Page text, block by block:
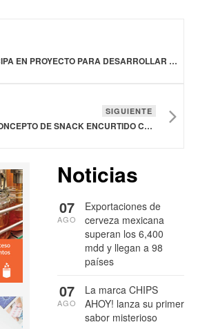
AIMPLAS PARTICIPA EN PROYECTO PARA DESARROLLAR 10 PRODUCTOS A BASE DE ALGAS, ENTRE ELLOS COLORANTES E INGREDIENTES PARA ALIMENTACIÓN
SIGUIENTE
BUBBIES REDEFINE CONCEPTO DE SNACK ENCURTIDO CON ETIQUETA LIMPIA
Noticias
Exportaciones de
cerveza mexicana
superan los 6,400
mdd y llegan a 98
países
07
AGO
La marca CHIPS
AHOY! lanza su primer
sabor misterioso
07
AGO